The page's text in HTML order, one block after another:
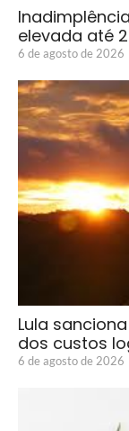
elevada até
6 de agosto de 2026
Lula
dos custos
6 de agosto de 2026